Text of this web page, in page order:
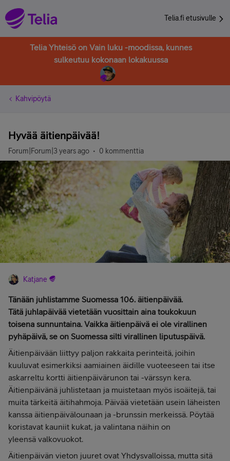
Telia.fi etusivulle
Telia Yhteisö on Vain luku -moodissa, kunnes
sulkeutuu kokonaan lokakuussa
Kahvipöytä
Hyvää äitienpäivää!
Forum|Forum|3 years ago 0 kommenttia
Katjane
Tänään juhlistamme Suomessa 106. äitienpäivää.
Tätä juhlapäivää vietetään vuosittain aina toukokuun
toisena sunnuntaina. Vaikka äitienpäivä ei ole virallinen
pyhäpäivä, se on Suomessa silti virallinen liputuspäivä.
Äitienpäivään liittyy paljon rakkaita perinteitä, joihin
kuuluvat esimerkiksi aamiainen äidille vuoteeseen tai itse
askarreltu kortti äitienpäivärunon tai -värssyn kera.
Äitienpäivänä juhlistetaan ja muistetaan myös isoäitejä, tai
muita tärkeitä äitihahmoja. Päivää vietetään usein läheisten
kanssa äitienpäivälounaan ja -brunssin merkeissä. Pöytää
koristavat kauniit kukat, ja valintana näihin on
yleensä valkovuokot.
Äitienpäivän vieton juuret ovat Yhdysvalloissa, mutta sitä